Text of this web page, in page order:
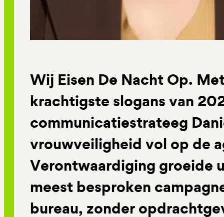
Wij Eisen De Nacht Op.
krachtigste slogans van
communicatiestrateeg
vrouwveiligheid vol op de
Verontwaardiging groeide
meest besproken
bureau, zonder